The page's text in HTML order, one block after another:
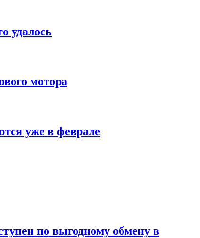
удалось
мотора
уже в феврале
по выгодному обмену в